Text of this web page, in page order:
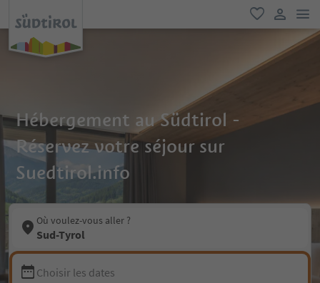
favori
lien
Hébergement au Südtirol -
Réservez votre séjour sur
Suedtirol.info
Où voulez-vous aller ?
Sud-Tyrol
Choisir les dates